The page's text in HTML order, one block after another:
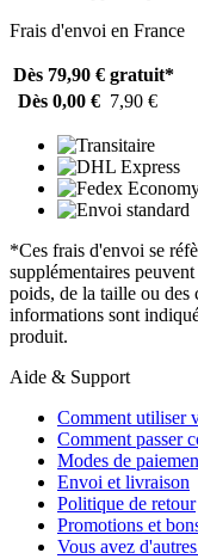
Frais d'envoi en France
Dès 79,90 € gratuit*
Dès 0,00 € 7,90 €
*Ces frais d'envoi se
supplémentaires
poids, de la taille ou des
informations sont
produit.
Aide & Support
Comment utiliser
Comment passer
Modes de
Envoi et livraison
Politique de retour
Promotions et
Vous avez